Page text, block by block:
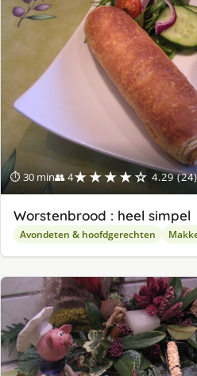
⏱ 30 min👥 4★★★★☆ 4.29 (24)
Worstenbrood : heel simpel
Avondeten & hoofdgerechten